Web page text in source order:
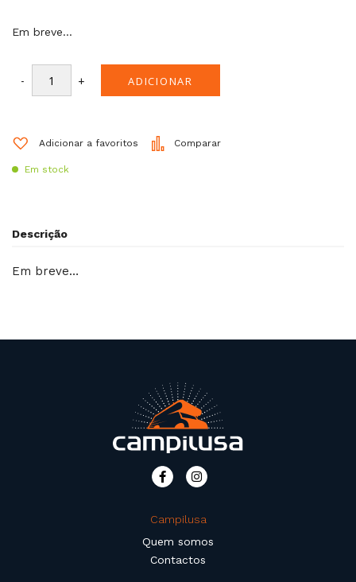
Em breve…
- + ADICIONAR
Adicionar a favoritos Comparar
Em stock
Descrição
Em breve…
Campilusa
Quem somos
Contactos